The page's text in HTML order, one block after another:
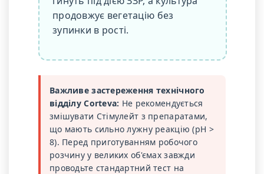
продовжує вегетацію без
зупинки в рості.
Важливе застереження технічного
відділу Corteva: Не рекомендується
змішувати Стімулейт з препаратами,
що мають сильно лужну реакцію (pH >
8). Перед приготуванням робочого
розчину у великих об'ємах завжди
проводьте стандартний тест на